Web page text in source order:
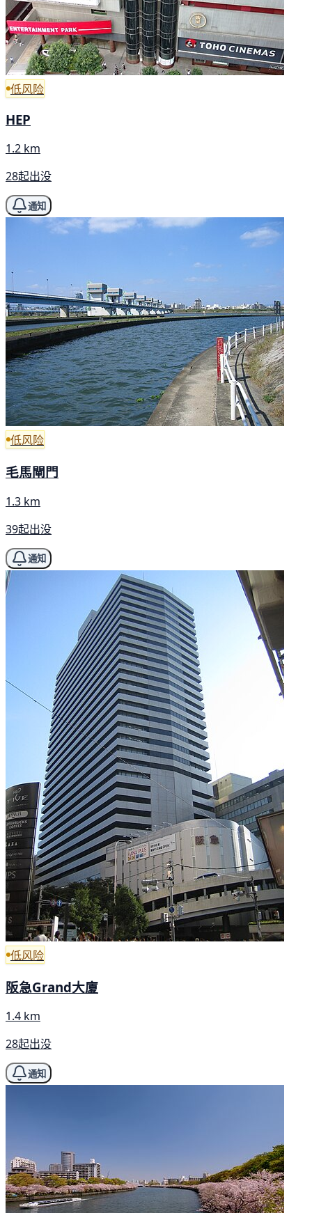
低风险
HEP
1.2 km
28起出没
通知
低风险
毛馬閘門
1.3 km
39起出没
通知
低风险
阪急Grand大廈
1.4 km
28起出没
通知